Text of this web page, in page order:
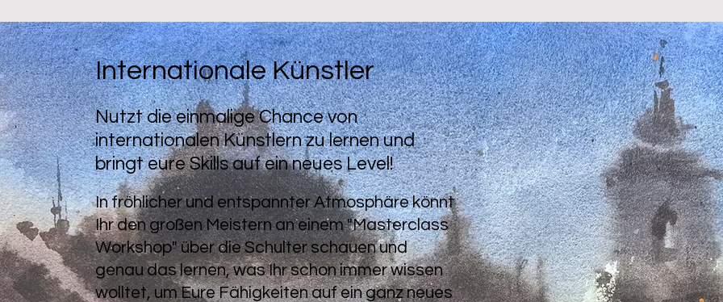
Internationale Künstler
Nutzt die einmalige Chance von
internationalen Künstlern zu lernen und
bringt eure Skills auf ein neues Level!
In fröhlicher und entspannter Atmosphäre könnt
Ihr den großen Meistern an einem "Masterclass
Workshop" über die Schulter schauen und
genau das lernen, was Ihr schon immer wissen
wolltet, um Eure Fähigkeiten auf ein ganz neues